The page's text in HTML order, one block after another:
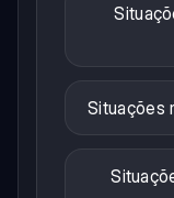
Situações